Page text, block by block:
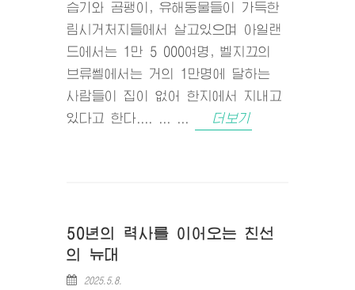
습기와 곰팽이, 유해동물들이 가득한
림시거처지들에서 살고있으며 아일랜
드에서는 1만 5 000여명, 벨지끄의
브류쎌에서는 거의 1만명에 달하는
사람들이 집이 없어 한지에서 지내고
있다고 한다.... ... ...
더보기
50년의 력사를 이어오는 친선
의 뉴대
2025.5.8.